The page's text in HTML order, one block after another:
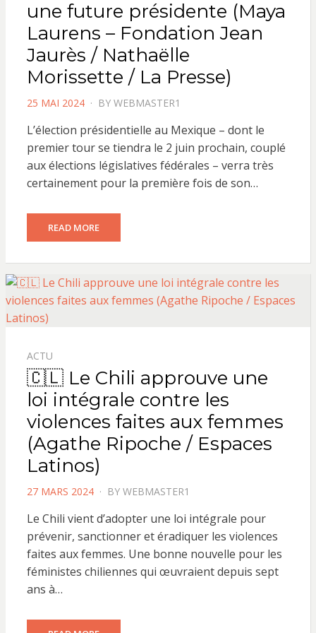
une future présidente (Maya
Laurens – Fondation Jean
Jaurès / Nathaëlle
Morissette / La Presse)
POSTED
25 MAI 2024 BY WEBMASTER1
L’élection présidentielle au Mexique – dont le
premier tour se tiendra le 2 juin prochain, couplé
aux élections législatives fédérales – verra très
certainement pour la première fois de son…
READ MORE
ACTU
🇨🇱 Le Chili approuve une
loi intégrale contre les
violences faites aux femmes
(Agathe Ripoche / Espaces
Latinos)
POSTED
27 MARS 2024 BY WEBMASTER1
Le Chili vient d’adopter une loi intégrale pour
prévenir, sanctionner et éradiquer les violences
faites aux femmes. Une bonne nouvelle pour les
féministes chiliennes qui œuvraient depuis sept
ans à…